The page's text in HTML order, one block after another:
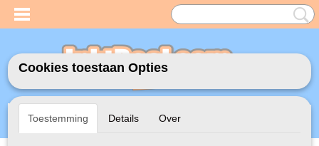
Inloggen Registreren
UW WINKELWAGEN
Cookies toestaan Opties
Toestemming Details Over